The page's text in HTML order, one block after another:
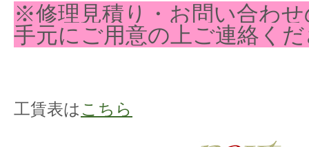
※修理見積り・お問い合わ
手元にご用意の上ご連絡く
工賃表は こちら